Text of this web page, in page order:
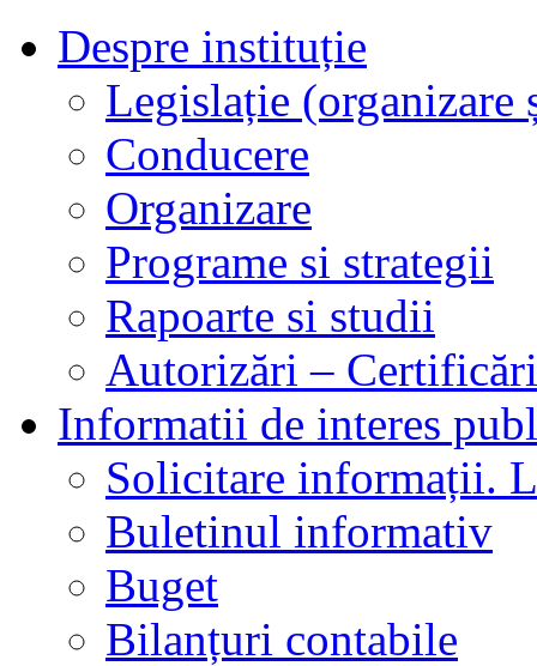
Despre instituție
Legislație
Conducere
Organizare
Programe si strategii
Rapoarte si studii
Autorizări –
Informatii de interes
Solicitare informații.
Buletinul informativ
Buget
Bilanțuri contabile